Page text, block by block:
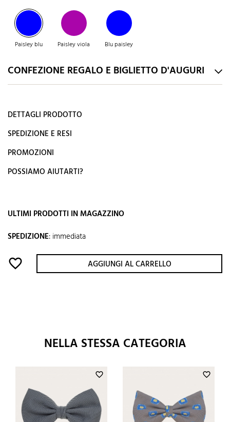
Paisley blu Paisley viola Blu paisley
CONFEZIONE REGALO E BIGLIETTO D'AUGURI
DETTAGLI PRODOTTO
SPEDIZIONE E RESI
PROMOZIONI
POSSIAMO AIUTARTI?
ULTIMI PRODOTTI IN MAGAZZINO
SPEDIZIONE: immediata
favorite_border AGGIUNGI AL CARRELLO
NELLA STESSA CATEGORIA
favorite_border favorite_border